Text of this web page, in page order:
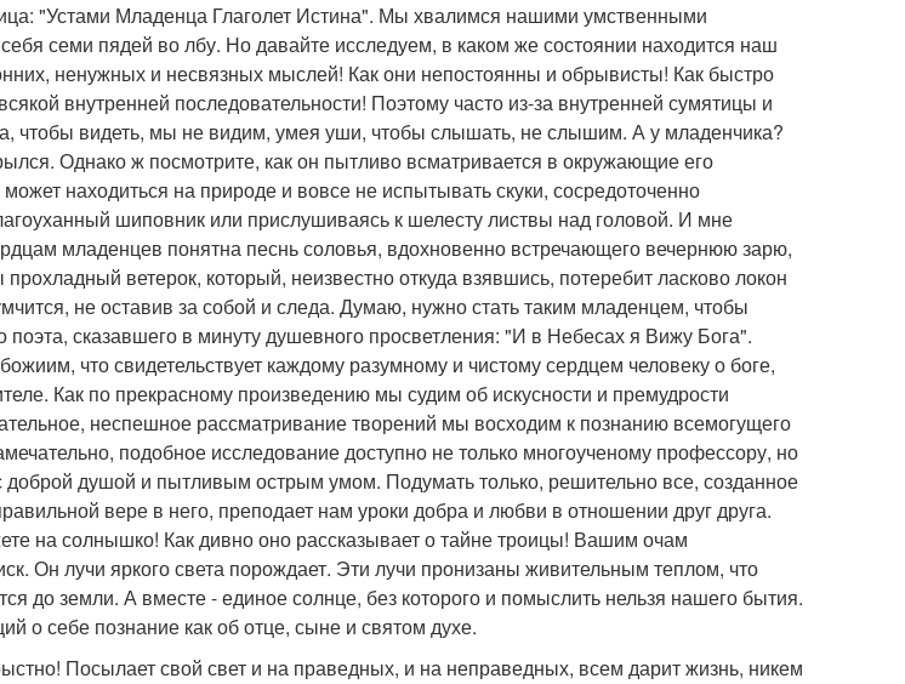
"Устами Младенца Глаголет Истина". Мы хвалимся нашими умственными
семи пядей во лбу. Но давайте исследуем, в каком же состоянии находится наш
ненужных и несвязных мыслей! Как они непостоянны и обрывисты! Как быстро
внутренней последовательности! Поэтому часто из-за внутренней сумятицы и
чтобы видеть, мы не видим, умея уши, чтобы слышать, не слышим. А у младенчика?
Однако ж посмотрите, как он пытливо всматривается в окружающие его
находиться на природе и вовсе не испытывать скуки, сосредоточенно
шиповник или прислушиваясь к шелесту листвы над головой. И мне
младенцев понятна песнь соловья, вдохновенно встречающего вечернюю зарю,
ветерок, который, неизвестно откуда взявшись, потеребит ласково локон
не оставив за собой и следа. Думаю, нужно стать таким младенцем, чтобы
поэта, сказавшего в минуту душевного просветления: "И в Небесах я Вижу Бога".
что свидетельствует каждому разумному и чистому сердцем человеку о боге,
Как по прекрасному произведению мы судим об искусности и премудрости
неспешное рассматривание творений мы восходим к познанию всемогущего
подобное исследование доступно не только многоученому профессору, но
доброй душой и пытливым острым умом. Подумать только, решительно все, созданное
вере в него, преподает нам уроки добра и любви в отношении друг друга.
на солнышко! Как дивно оно рассказывает о тайне троицы! Вашим очам
Он лучи яркого света порождает. Эти лучи пронизаны живительным теплом, что
до земли. А вместе - единое солнце, без которого и помыслить нельзя нашего бытия.
о себе познание как об отце, сыне и святом духе.
Посылает свой свет и на праведных, и на неправедных, всем дарит жизнь, никем